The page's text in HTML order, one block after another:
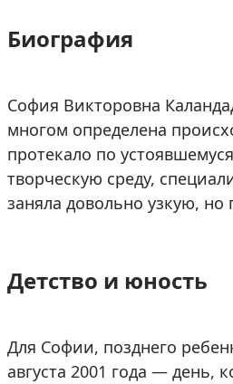
Биография
София Викторовна
многом определена
протекало по
творческую среду,
заняла довольно узкую,
Детство и юность
Для Софии, позднего
августа 2001 года — день,